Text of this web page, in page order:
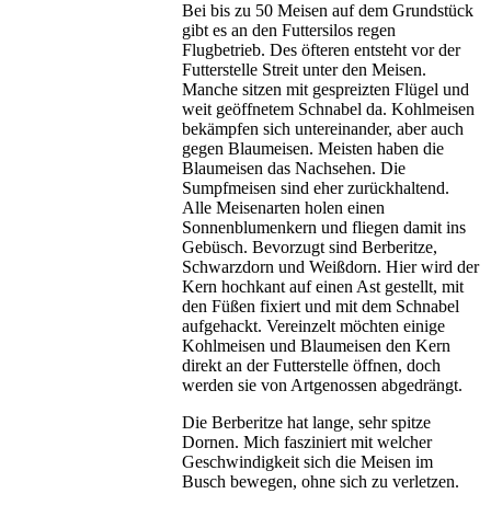
Bei bis zu 50 Meisen auf dem Grundstück
gibt es an den Futtersilos regen
Flugbetrieb. Des öfteren entsteht vor der
Futterstelle Streit unter den Meisen.
Manche sitzen mit gespreizten Flügel und
weit geöffnetem Schnabel da. Kohlmeisen
bekämpfen sich untereinander, aber auch
gegen Blaumeisen. Meisten haben die
Blaumeisen das Nachsehen. Die
Sumpfmeisen sind eher zurückhaltend.
Alle Meisenarten holen einen
Sonnenblumenkern und fliegen damit ins
Gebüsch. Bevorzugt sind Berberitze,
Schwarzdorn und Weißdorn. Hier wird der
Kern hochkant auf einen Ast gestellt, mit
den Füßen fixiert und mit dem Schnabel
aufgehackt. Vereinzelt möchten einige
Kohlmeisen und Blaumeisen den Kern
direkt an der Futterstelle öffnen, doch
werden sie von Artgenossen abgedrängt.
Die Berberitze hat lange, sehr spitze
Dornen. Mich fasziniert mit welcher
Geschwindigkeit sich die Meisen im
Busch bewegen, ohne sich zu verletzen.